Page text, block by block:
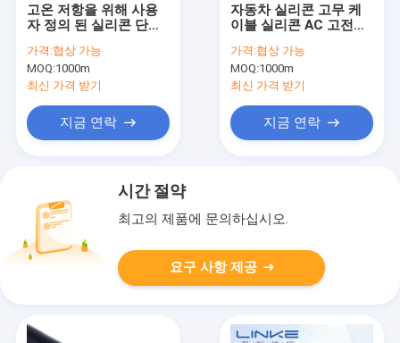
고온 저항을 위해 사용
자 정의 된 실리콘 단열
이블
가격:협상 가능
MOQ:1000m
최신 가격 받기
지금 연락
자동차 실리콘 고무 케
이블 실리콘 AC 고전압
가격:협상 가능
MOQ:1000m
최신 가격 받기
지금 연락
시간 절약
최고의 제품에 문의하십시오.
요구 사항 제공